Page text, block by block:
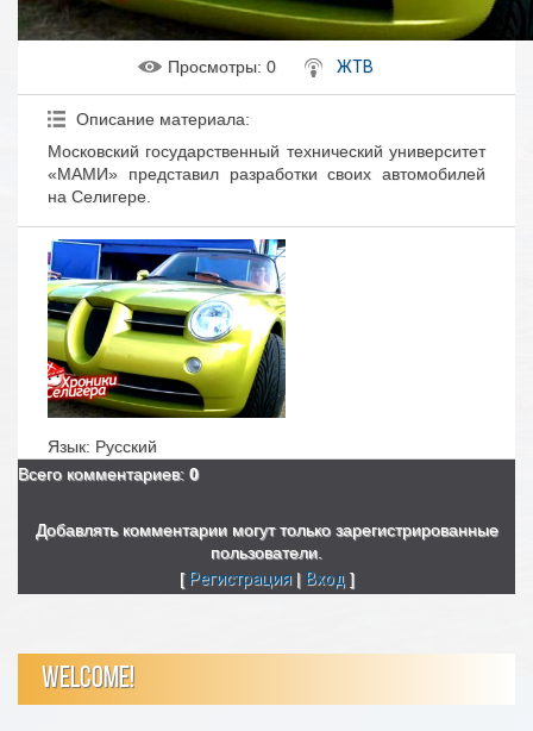
Просмотры: 0 ЖТВ
Описание материала:
Московский государственный технический университет
«МАМИ» представил разработки своих автомобилей
на Селигере.
Язык: Русский
Всего комментариев: 0
Добавлять комментарии могут только зарегистрированные
пользователи.
[ Регистрация| Вход ]
WELCOME!